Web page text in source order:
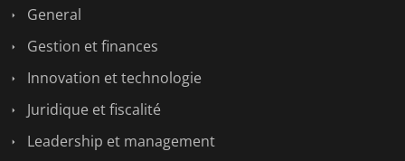
General
Gestion et finances
Innovation et technologie
Juridique et fiscalité
Leadership et management